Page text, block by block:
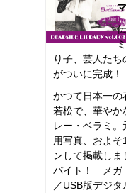
り子、芸人た
がついに完成！
かつて日本一の
若松で、華やか
レー・ベラミ
用写真、およ
ンして掲載し
バイト！ メガ
／USB版デジタ